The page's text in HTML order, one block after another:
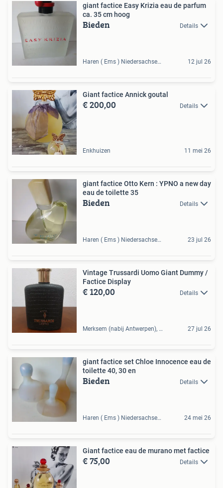
giant factice Easy Krizia eau de parfum
ca. 35 cm hoog
Bieden Details
Haren ( Ems ) Niedersachsen, DE 12 jul 26
Giant factice Annick goutal
€ 200,00 Details
Enkhuizen 11 mei 26
giant factice Otto Kern : YPNO a new day
eau de toilette 35
Bieden Details
Haren ( Ems ) Niedersachsen, DE 23 jul 26
Vintage Trussardi Uomo Giant Dummy /
Factice Display
€ 120,00 Details
Merksem (nabij Antwerpen), BE 27 jul 26
giant factice set Chloe Innocence eau de
toilette 40, 30 en
Bieden Details
Haren ( Ems ) Niedersachsen, DE 24 mei 26
Giant factice eau de murano met factice
€ 75,00 Details